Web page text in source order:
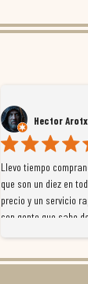
Hector
Llevo tiempo
que son un diez en
precio y un servicio
con gente que sabe
el cliente y que